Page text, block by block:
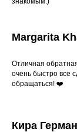
Margarita
Отличная
очень быстро все
обращаться! ❤️
Кира Герман